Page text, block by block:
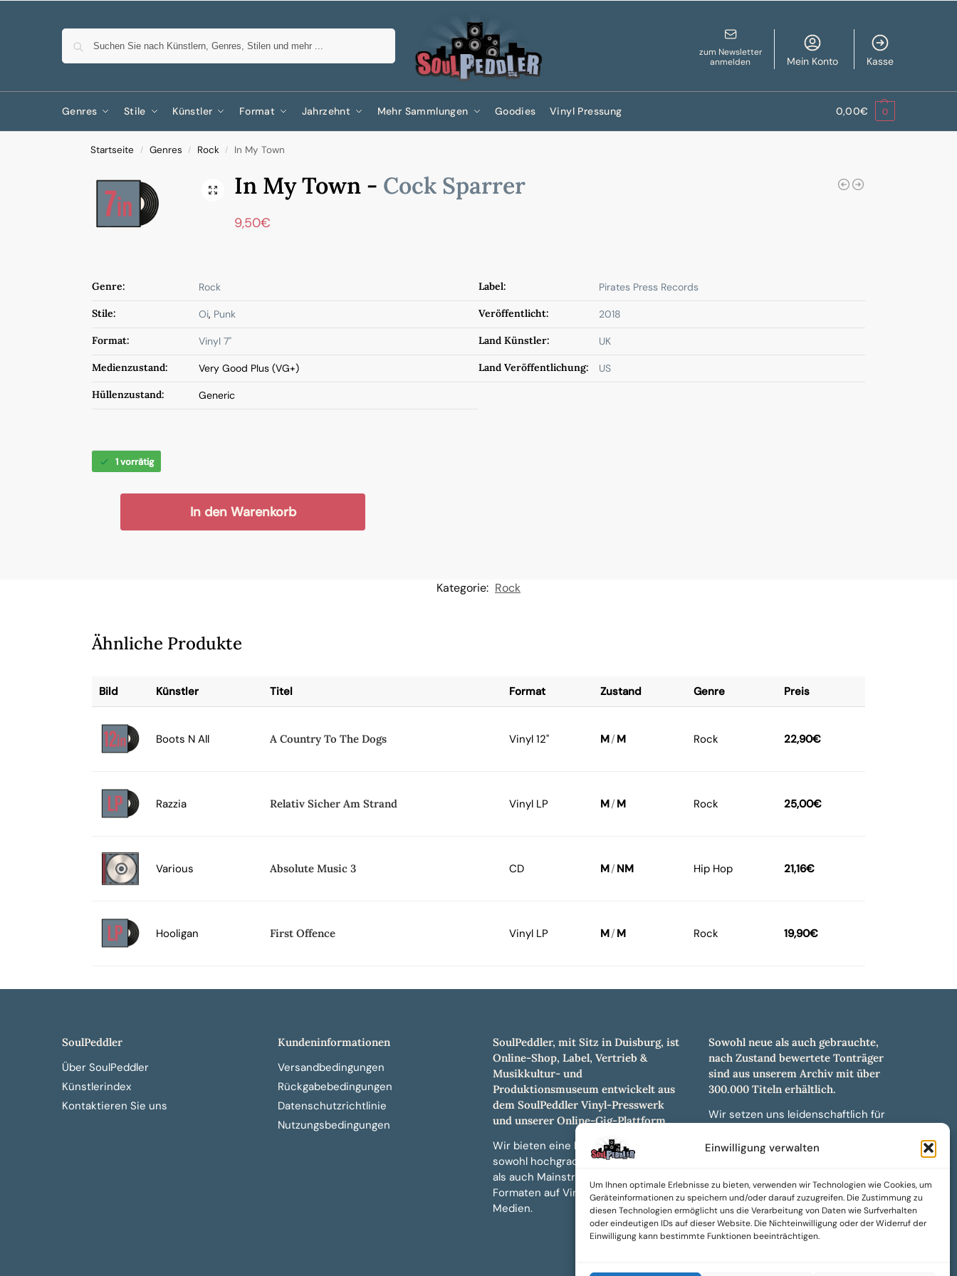
Einwilligung verwalten
Um Ihnen optimale Erlebnisse zu bieten, verwenden wir Technologien wie Cookies, um
Geräteinformationen zu speichern und/oder darauf zuzugreifen. Die Zustimmung zu
diesen Technologien ermöglicht uns die Verarbeitung von Daten wie Surfverhalten
oder eindeutigen IDs auf dieser Website. Die Nichteinwilligung oder der Widerruf der
Einwilligung kann bestimmte Funktionen beeinträchtigen.
zum Newsletter
anmelden
Mein Konto Kasse
Genres Stile Künstler Format Jahrzehnt Mehr Sammlungen Goodies Vinyl Pressung 0,00€ 0
Startseite / Genres / Rock / In My Town
In My Town - Cock Sparrer
9,50€
Genre: Rock
Stile: Oi, Punk
Format: Vinyl 7"
Medienzustand: Very Good Plus (VG+)
Hüllenzustand: Generic
Label: Pirates Press Records
Veröffentlicht: 2018
Land Künstler: UK
Land Veröffentlichung: US
1 vorrätig
In den Warenkorb
Kategorie: Rock
Ähnliche Produkte
Bild Künstler Titel Format Zustand Genre Preis
Boots N All A Country To The Dogs Vinyl 12" M/ M Rock 22,90€
Razzia Relativ Sicher Am Strand Vinyl LP M/ M Rock 25,00€
Various Absolute Music 3 CD M/ NM Hip Hop 21,16€
Hooligan First Offence Vinyl LP M/ M Rock 19,90€
SoulPeddler
Über SoulPeddler
Künstlerindex
Kontaktieren Sie uns
Kundeninformationen
Versandbedingungen
Rückgabebedingungen
Datenschutzrichtlinie
Nutzungsbedingungen
SoulPeddler, mit Sitz in Duisburg, ist
Online-Shop, Label, Vertrieb &
Musikkultur- und
Produktionsmuseum entwickelt aus
dem SoulPeddler Vinyl-Presswerk
und unserer Online-Gig-Plattform.
Wir bieten eine breite Auswahl an
sowohl hochgradig sammelwürdigen
als auch Mainstream-Titeln und -
Formaten auf Vinyl, CD und weiteren
Medien.
Sowohl neue als auch gebrauchte,
nach Zustand bewertete Tonträger
sind aus unserem Archiv mit über
300.000 Titeln erhältlich.
Wir setzen uns leidenschaftlich für
und bieten hochwertige,
Musikindustrie.
SoulPeddler Mailorder, Records &
Vinyl Production – DUBOX –